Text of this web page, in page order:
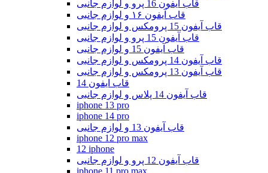
قاب ایفون 16 پرو و لوازم جانبی
قاب آیفون ۱۶ و لوازم جانبی
قاب آیفون 15 پرومکس و لوازم جانبی
قاب آیفون 15 پرو و لوازم جانبی
قاب آیفون 15 و لوازم جانبی
قاب آیفون 14 پرومکس و لوازم جانبی
قاب آیفون 13 پرومکس و لوازم جانبی
قاب ایفون 14
قاب آیفون 14 پلاس و لوازم جانبی
iphone 13 pro
iphone 14 pro
قاب آیفون 13 و لوازم جانبی
iphone 12 pro max
12 iphone
قاب آیفون 12 پرو و لوازم جانبی
iphone 11 pro max